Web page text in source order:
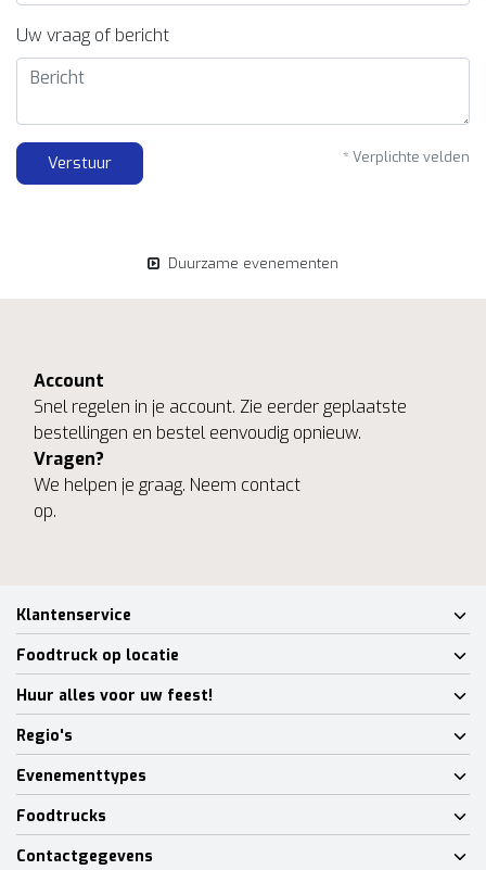
Uw vraag of bericht
Verstuur * Verplichte velden
Duurzame evenementen
Account
Snel regelen in je account. Zie eerder geplaatste
bestellingen en bestel eenvoudig opnieuw.
Vragen?
We helpen je graag. Neem contact
op.
Klantenservice
Foodtruck op locatie
Huur alles voor uw feest!
Regio's
Evenementtypes
Foodtrucks
Contactgegevens